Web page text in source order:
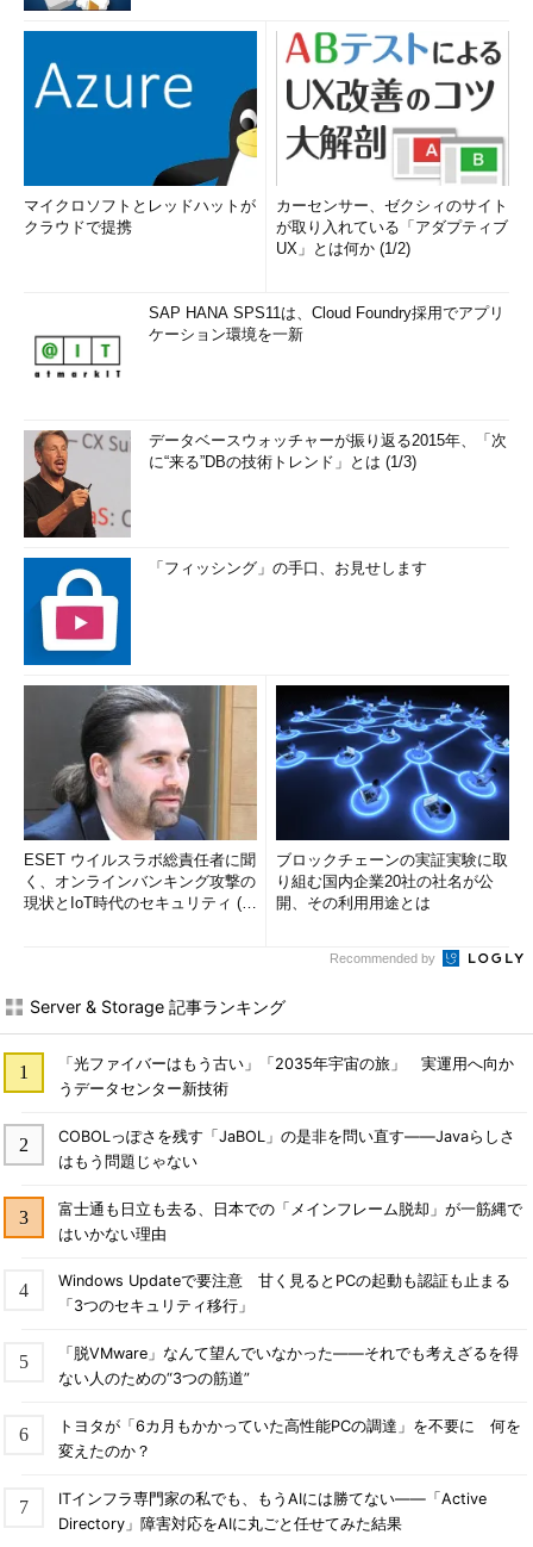
マイクロソフトとレッドハットが
クラウドで提携
カーセンサー、ゼクシィのサイト
が取り入れている「アダプティブ
UX」とは何か (1/2)
SAP HANA SPS11は、Cloud Foundry採用でアプリ
ケーション環境を一新
データベースウォッチャーが振り返る2015年、「次
に“来る”DBの技術トレンド」とは (1/3)
「フィッシング」の手口、お見せします
ESET ウイルスラボ総責任者に聞
く、オンラインバンキング攻撃の
現状とIoT時代のセキュリティ (1/
ブロックチェーンの実証実験に取
り組む国内企業20社の社名が公
開、その利用用途とは
Recommended by
Server & Storage 記事ランキング
「光ファイバーはもう古い」「2035年宇宙の旅」 実運用へ向か
うデータセンター新技術
COBOLっぽさを残す「JaBOL」の是非を問い直す――Javaらしさ
はもう問題じゃない
富士通も日立も去る、日本での「メインフレーム脱却」が一筋縄で
はいかない理由
Windows Updateで要注意 甘く見るとPCの起動も認証も止まる
「3つのセキュリティ移行」
「脱VMware」なんて望んでいなかった――それでも考えざるを得
ない人のための“3つの筋道”
トヨタが「6カ月もかかっていた高性能PCの調達」を不要に 何を
変えたのか？
ITインフラ専門家の私でも、もうAIには勝てない――「Active
Directory」障害対応をAIに丸ごと任せてみた結果